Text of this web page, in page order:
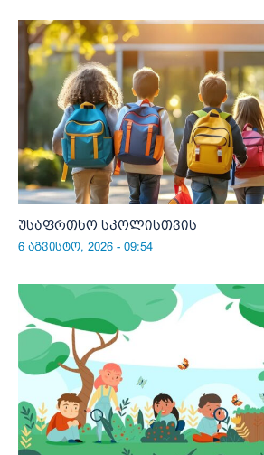
უსაფრთხო სკოლისთვის
6 აგვისტო, 2026 - 09:54